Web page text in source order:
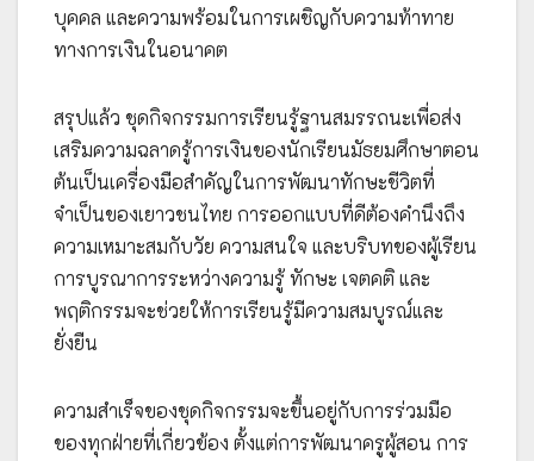
บุคคล และความพร้อมในการเผชิญกับความท้าทาย
ทางการเงินในอนาคต
สรุปแล้ว ชุดกิจกรรมการเรียนรู้ฐานสมรรถนะเพื่อส่ง
เสริมความฉลาดรู้การเงินของนักเรียนมัธยมศึกษาตอน
ต้นเป็นเครื่องมือสำคัญในการพัฒนาทักษะชีวิตที่
จำเป็นของเยาวชนไทย การออกแบบที่ดีต้องคำนึงถึง
ความเหมาะสมกับวัย ความสนใจ และบริบทของผู้เรียน
การบูรณาการระหว่างความรู้ ทักษะ เจตคติ และ
พฤติกรรมจะช่วยให้การเรียนรู้มีความสมบูรณ์และ
ยั่งยืน
ความสำเร็จของชุดกิจกรรมจะขึ้นอยู่กับการร่วมมือ
ของทุกฝ่ายที่เกี่ยวข้อง ตั้งแต่การพัฒนาครูผู้สอน การ